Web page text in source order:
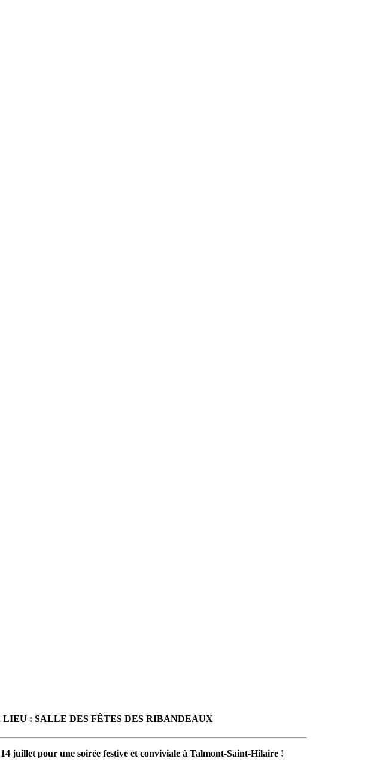
: SALLE DES FÊTES DES RIBANDEAUX
juillet pour une soirée festive et conviviale à Talmont-Saint-Hilaire !